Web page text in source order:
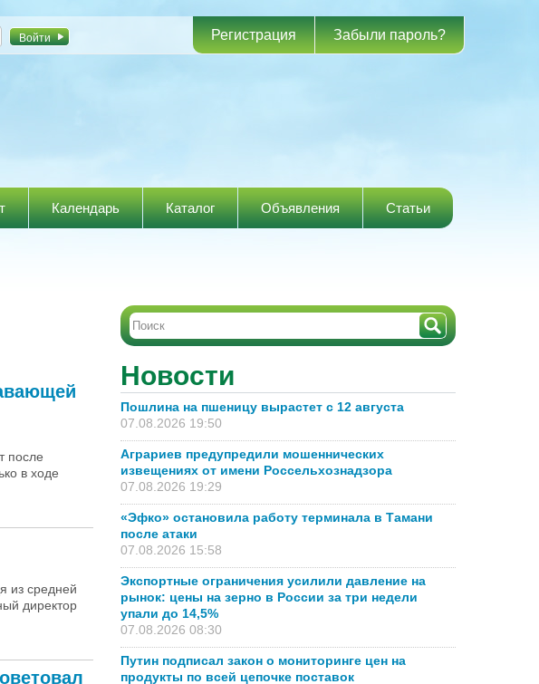
Регистрация Забыли пароль?
Календарь Каталог Объявления Статьи
после
в ходе
из средней
директор
Новости
Пошлина на пшеницу вырастет с 12 августа
07.08.2026 19:50
Аграриев предупредили мошеннических
извещениях от имени Россельхознадзора
07.08.2026 19:29
«Эфко» остановила работу терминала в Тамани
после атаки
07.08.2026 15:58
Экспортные ограничения усилили давление на
рынок: цены на зерно в России за три недели
упали до 14,5%
07.08.2026 08:30
Путин подписал закон о мониторинге цен на
продукты по всей цепочке поставок